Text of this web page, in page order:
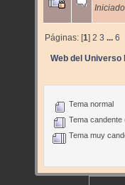
Páginas: [1]2 3 ...6
Web del Universo
Tema normal
Tema
Tema muy